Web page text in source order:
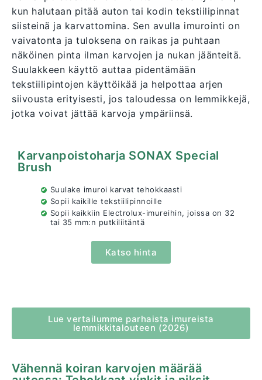
kun halutaan pitää auton tai kodin tekstiilipinnat
siisteinä ja karvattomina. Sen avulla imurointi on
vaivatonta ja tuloksena on raikas ja puhtaan
näköinen pinta ilman karvojen ja nukan jäänteitä.
Suulakkeen käyttö auttaa pidentämään
tekstiilipintojen käyttöikää ja helpottaa arjen
siivousta erityisesti, jos taloudessa on lemmikkejä,
jotka voivat jättää karvoja ympäriinsä.
Karvanpoistoharja SONAX Special
Brush
Suulake imuroi karvat tehokkaasti
Sopii kaikille tekstiilipinnoille
Sopii kaikkiin Electrolux-imureihin, joissa on 32
tai 35 mm:n putkiliitäntä
Katso hinta
Lue vertailumme parhaista imureista
lemmikkitalouteen (2026)
Vähennä koiran karvojen määrää